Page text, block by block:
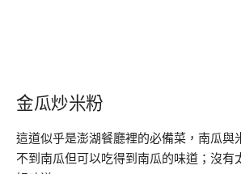
金瓜炒米粉
這道似乎是澎湖餐廳裡的必備菜，南瓜與
不到南瓜但可以吃得到南瓜的味道；沒有